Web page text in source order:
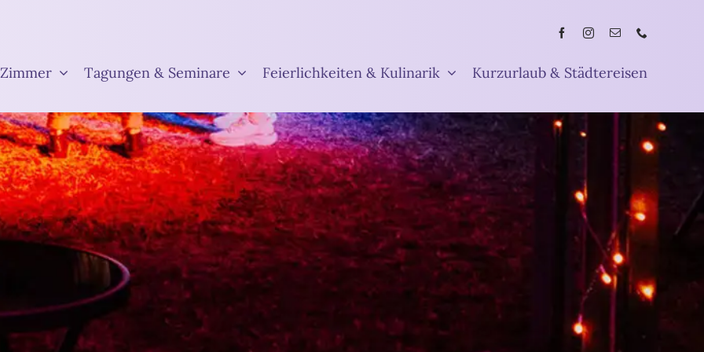
Zimmer Tagungen & Seminare Feierlichkeiten & Kulinarik Kurzurlaub & Städtereisen